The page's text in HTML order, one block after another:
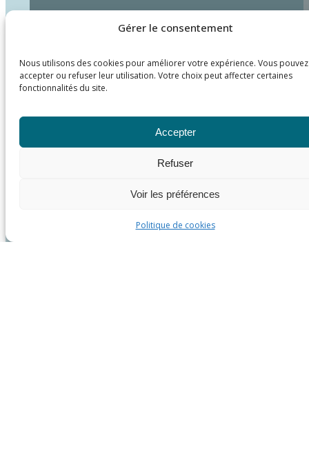
Gérer le consentement
Nous utilisons des cookies pour améliorer votre expérience. Vous pouvez
accepter ou refuser leur utilisation. Votre choix peut affecter certaines
fonctionnalités du site.
Accepter
Refuser
Voir les préférences
Politique de cookies